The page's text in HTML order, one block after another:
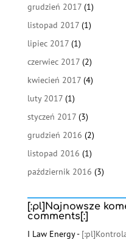
grudzień 2017(1)
listopad 2017(1)
lipiec 2017(1)
czerwiec 2017(2)
kwiecień 2017(4)
luty 2017(1)
styczeń 2017(3)
grudzień 2016 (2)
listopad 2016 (1)
październik 2016 (3)
[:pl]Najnowsze
comments[:]
I Law Energy-